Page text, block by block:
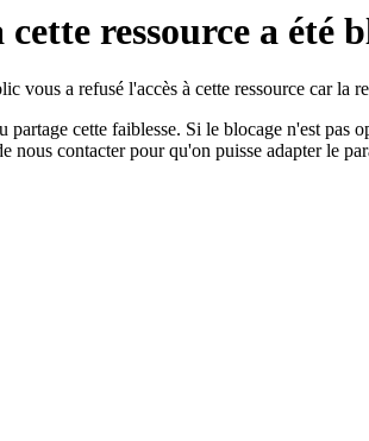
cette ressource a été
vous a refusé l'accès à cette ressource car la
partage cette faiblesse. Si le blocage n'est pas
nous contacter pour qu'on puisse adapter le